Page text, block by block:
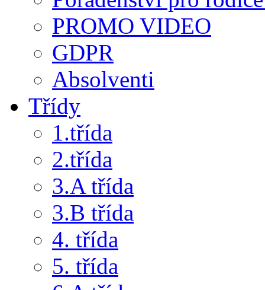
PROMO VIDEO
GDPR
Absolventi
Třídy
1.třída
2.třída
3.A třída
3.B třída
4. třída
5. třída